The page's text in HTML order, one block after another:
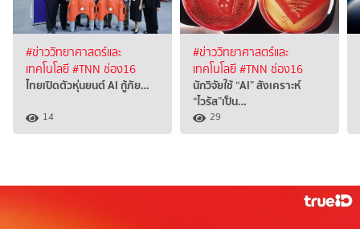
#ข่าววิทยาศาสตร์และ
เทคโนโลยี#TNN ช่อง16
ไทยเปิดตัวหุ่นยนต์ AI กู้ภัย…
14
#ข่าววิทยาศาสตร์และ
เทคโนโลยี#TNN ช่อง16
นักวิจัยใช้ “AI” สังเคราะห์
“ไวรัส”เป็น…
29